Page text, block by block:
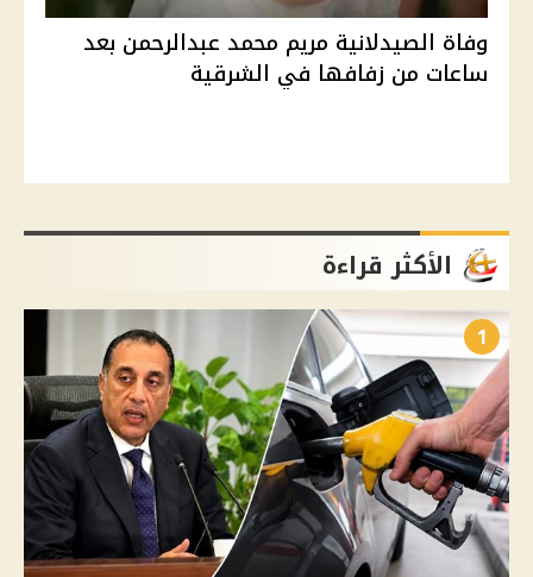
وفاة الصيدلانية مريم محمد عبدالرحمن بعد
ساعات من زفافها في الشرقية
الأكثر قراءة
1